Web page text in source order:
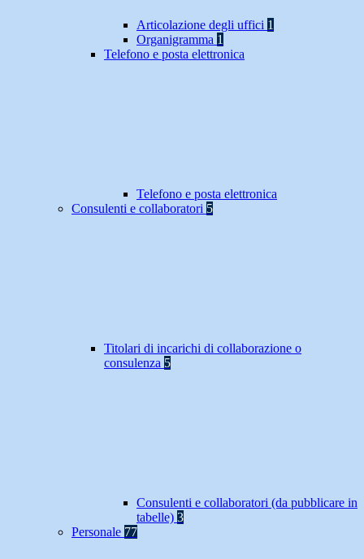
Articolazione degli uffici 1
Organigramma 1
Telefono e posta elettronica
Telefono e posta elettronica
Consulenti e collaboratori 5
Titolari di incarichi di collaborazione o
consulenza 5
Consulenti e collaboratori (da pubblicare in
tabelle) 3
Personale 77